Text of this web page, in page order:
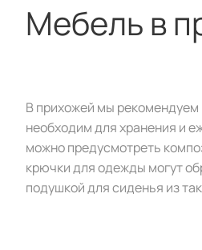
Мебель в
В прихожей мы
необходим для хранения и
можно предусмотреть
крючки для одежды могут
подушкой для сиденья из